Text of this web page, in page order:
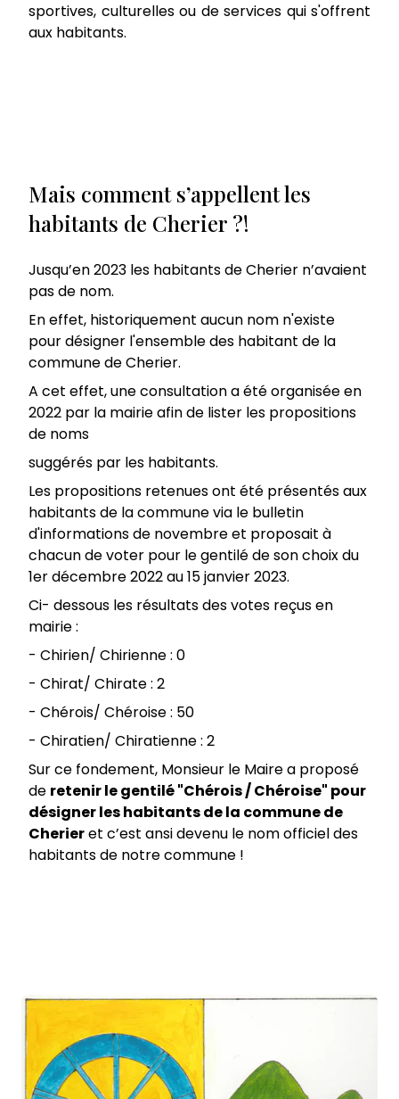
sportives, culturelles ou de services qui s'offrent
aux habitants.
Mais comment s’appellent les
habitants de Cherier ?!
Jusqu’en 2023 les habitants de Cherier n’avaient
pas de nom.
En effet, historiquement aucun nom n'existe
pour désigner l'ensemble des habitant de la
commune de Cherier.
A cet effet, une consultation a été organisée en
2022 par la mairie afin de lister les propositions
de noms
suggérés par les habitants.
Les propositions retenues ont été présentés aux
habitants de la commune via le bulletin
d'informations de novembre et proposait à
chacun de voter pour le gentilé de son choix du
1er décembre 2022 au 15 janvier 2023.
Ci- dessous les résultats des votes reçus en
mairie :
- Chirien/ Chirienne : 0
- Chirat/ Chirate : 2
- Chérois/ Chéroise : 50
- Chiratien/ Chiratienne : 2
Sur ce fondement, Monsieur le Maire a proposé
de retenir le gentilé "Chérois / Chéroise" pour
désigner les habitants de la commune de
Cherieret c’est ansi devenu le nom officiel des
habitants de notre commune !